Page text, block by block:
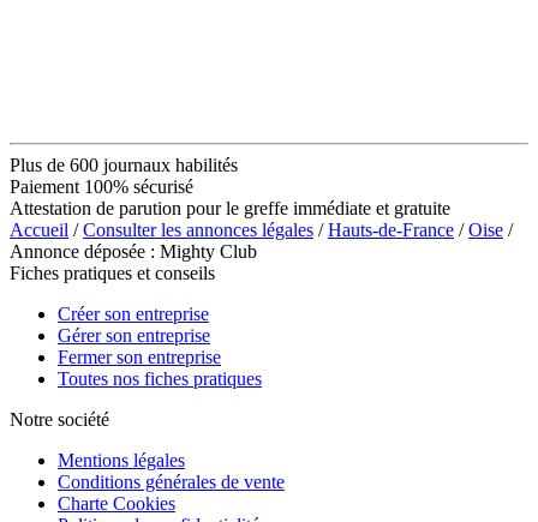
Plus de 600 journaux habilités
Paiement 100% sécurisé
Attestation de parution pour le greffe immédiate et gratuite
Accueil /Consulter les annonces légales /Hauts-de-France /Oise /
Annonce déposée : Mighty Club
Fiches pratiques et conseils
Créer son entreprise
Gérer son entreprise
Fermer son entreprise
Toutes nos fiches pratiques
Notre société
Mentions légales
Conditions générales de vente
Charte Cookies